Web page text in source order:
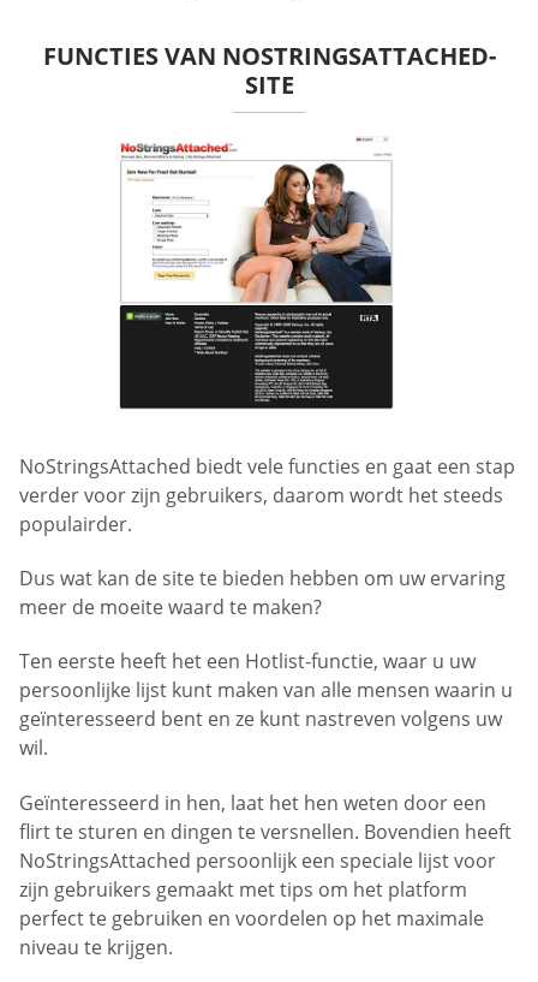
FUNCTIES VAN NOSTRINGSATTACHED-
SITE
NoStringsAttached biedt vele functies en gaat een stap
verder voor zijn gebruikers, daarom wordt het steeds
populairder.
Dus wat kan de site te bieden hebben om uw ervaring
meer de moeite waard te maken?
Ten eerste heeft het een Hotlist-functie, waar u uw
persoonlijke lijst kunt maken van alle mensen waarin u
geïnteresseerd bent en ze kunt nastreven volgens uw
wil.
Geïnteresseerd in hen, laat het hen weten door een
flirt te sturen en dingen te versnellen. Bovendien heeft
NoStringsAttached persoonlijk een speciale lijst voor
zijn gebruikers gemaakt met tips om het platform
perfect te gebruiken en voordelen op het maximale
niveau te krijgen.